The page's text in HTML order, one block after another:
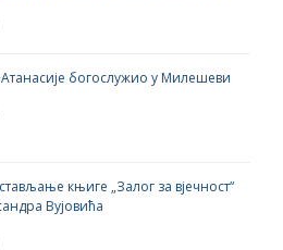
богослужио у Милешеви
књиге „Залог за вјечност“
Вујовића